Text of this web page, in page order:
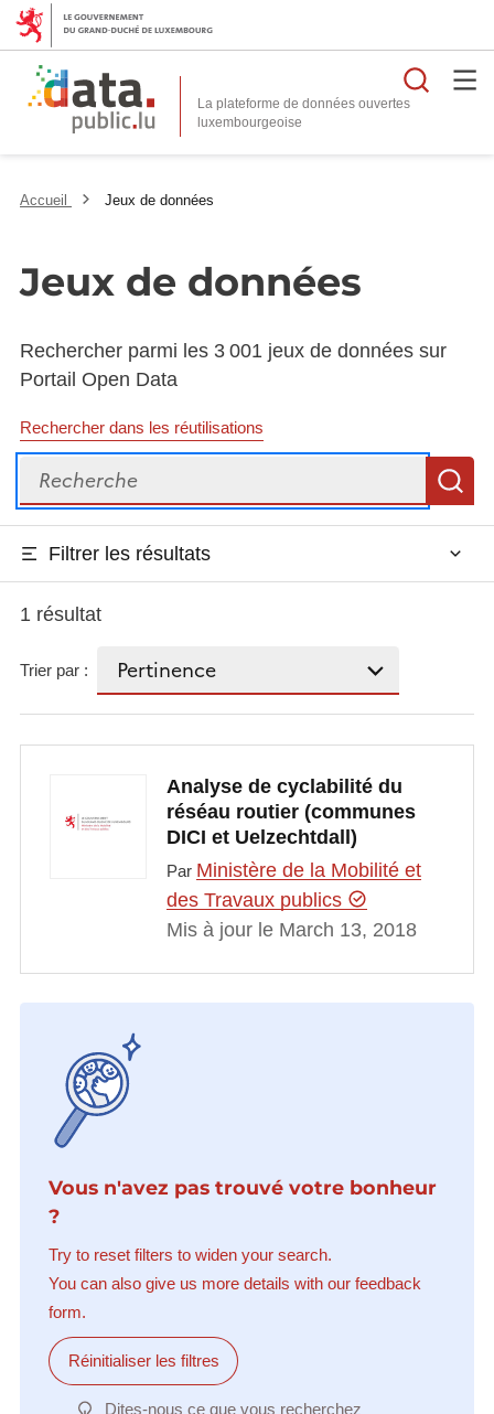
La plateforme de données ouvertes
Accueil Jeux de données
Jeux de données
Rechercher parmi les 3 001 jeux de données sur
Portail Open Data
Rechercher dans les réutilisations
Recherche
Filtrer les résultats
1 résultat
Trier par :
Analyse de cyclabilité du
réséau routier (communes
DICI et Uelzechtdall)
Par Ministère de la Mobilité et
des Travaux publics
Mis à jour le March 13, 2018
Vous n'avez pas trouvé votre bonheur
?
Try to reset filters to widen your search.
You can also give us more details with our feedback
form.
Réinitialiser les filtres
Dites-nous ce que vous recherchez